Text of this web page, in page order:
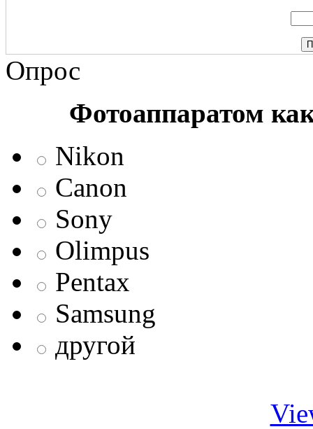
Опрос
Фотоаппаратом
Nikon
Canon
Sony
Olimpus
Pentax
Samsung
другой